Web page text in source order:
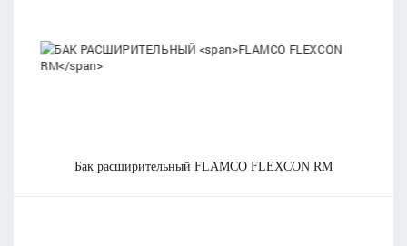
бак расширительный FLAMCO FLEXCON RM